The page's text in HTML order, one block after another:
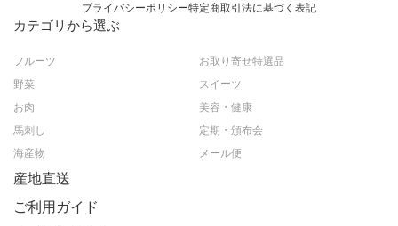
プライバシーポリシー特定商取引法に基づく表記
カテゴリから選ぶ
フルーツ
野菜
お肉
馬刺し
海産物
お取り寄せ特選品
スイーツ
美容・健康
定期・頒布会
メール便
産地直送
ご利用ガイド